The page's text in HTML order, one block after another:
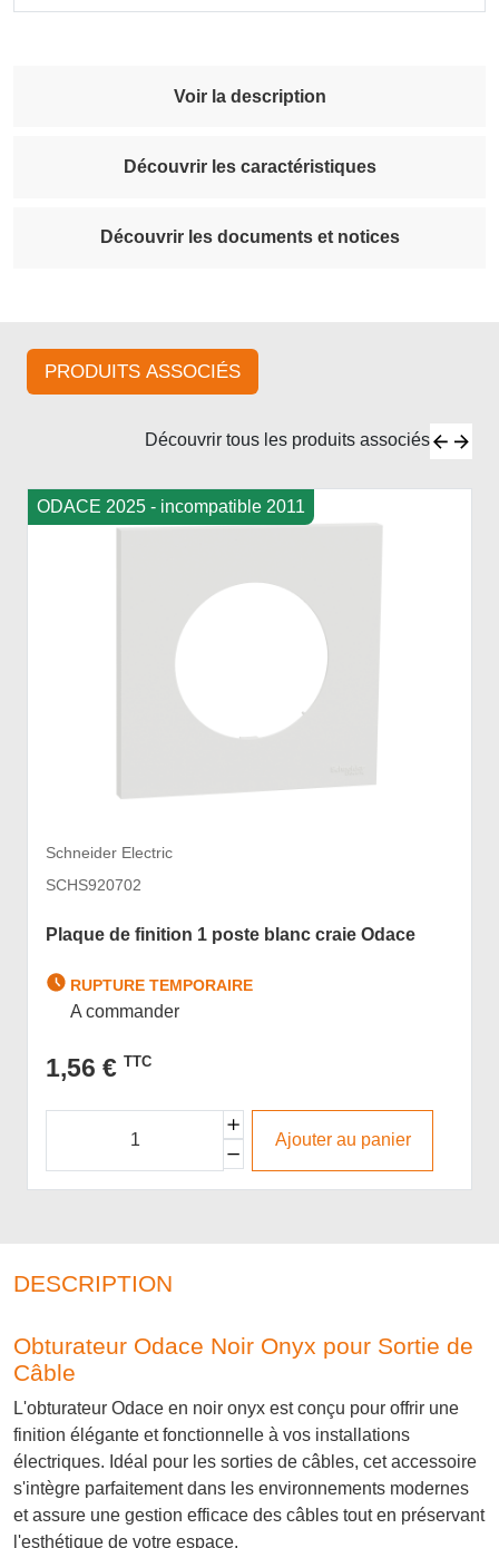
Voir la description
Découvrir les caractéristiques
Découvrir les documents et notices
PRODUITS ASSOCIÉS
Découvrir tous les produits associés
ODACE 2025 - incompatible 2011
Schneider Electric
SCHS920702
Plaque de finition 1 poste blanc craie Odace
RUPTURE TEMPORAIRE
A commander
1,56 € TTC
Ajouter au panier
DESCRIPTION
Obturateur Odace Noir Onyx pour Sortie de
Câble
L'obturateur Odace en noir onyx est conçu pour offrir une
finition élégante et fonctionnelle à vos installations
électriques. Idéal pour les sorties de câbles, cet accessoire
s'intègre parfaitement dans les environnements modernes
et assure une gestion efficace des câbles tout en préservant
l'esthétique de votre espace.